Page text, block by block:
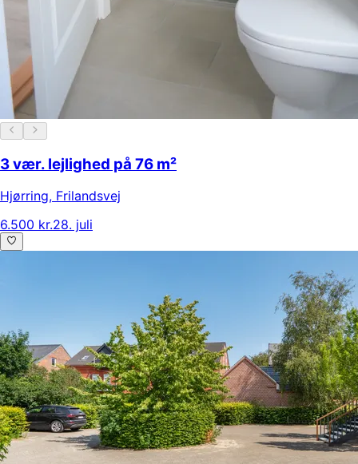
3 vær. lejlighed på 76 m²
Hjørring, Frilandsvej
6.500 kr.28. juli